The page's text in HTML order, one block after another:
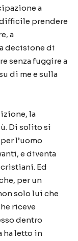
a
prendere
a
decisione di
senza fuggire a
di me e sulla
la
ù. Di solito si
l’uomo
e diventa
Ed
per un
solo lui che
riceve
dentro
ha letto in